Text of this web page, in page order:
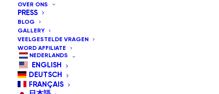
OVER ONS
PRESS
BLOG
GALLERY
VEELGESTELDE VRAGEN
WORD AFFILIATE
NEDERLANDS
ENGLISH
DEUTSCH
FRANÇAIS